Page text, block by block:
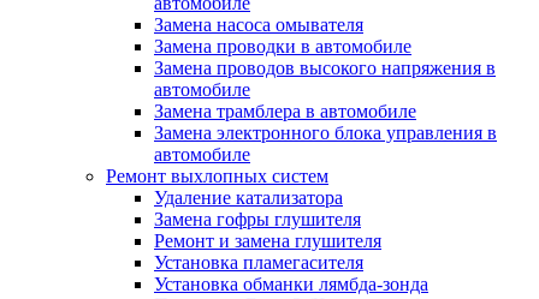
Замена насоса омывателя
Замена проводки в автомобиле
Замена проводов высокого напряжения в
автомобиле
Замена трамблера в автомобиле
Замена электронного блока управления в
автомобиле
Ремонт выхлопных систем
Удаление катализатора
Замена гофры глушителя
Ремонт и замена глушителя
Установка пламегасителя
Установка обманки лямбда-зонда